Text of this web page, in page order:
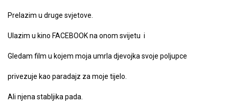
Prelazim u druge svjetove.
Ulazim u kino FACEBOOK na onom svijetu i
Gledam film u kojem moja umrla djevojka svoje poljupce
privezuje kao paradajz za moje tijelo.
Ali njena stabljika pada.